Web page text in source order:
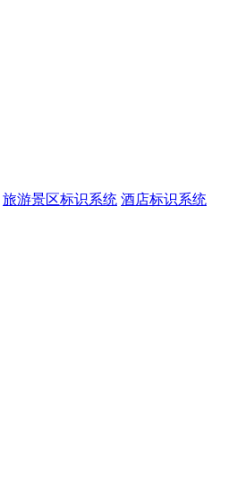
旅游景区标识系统 酒店标识系统